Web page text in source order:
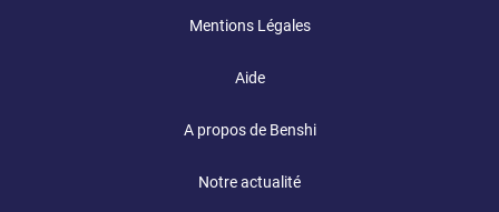
Mentions Légales
Aide
A propos de Benshi
Notre actualité